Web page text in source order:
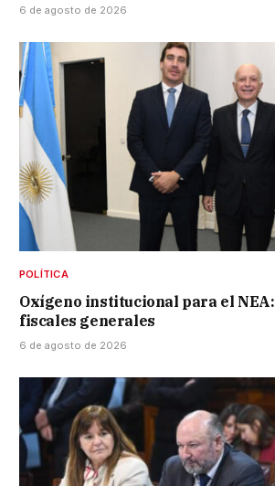
6 de agosto de 2026
POLÍTICA
Oxígeno institucional para el
fiscales generales
6 de agosto de 2026